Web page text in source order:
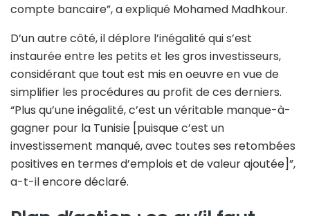
compte bancaire”, a expliqué Mohamed Madhkour.
D’un autre côté, il déplore l’inégalité qui s’est
instaurée entre les petits et les gros investisseurs,
considérant que tout est mis en oeuvre en vue de
simplifier les procédures au profit de ces derniers.
“Plus qu’une inégalité, c’est un véritable manque-à-
gagner pour la Tunisie [puisque c’est un
investissement manqué, avec toutes ses retombées
positives en termes d’emplois et de valeur ajoutée]”,
a-t-il encore déclaré.